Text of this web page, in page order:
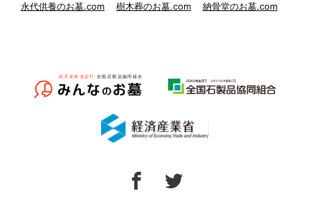
永代供養のお墓.com
樹木葬のお墓.com 納骨堂のお墓.com